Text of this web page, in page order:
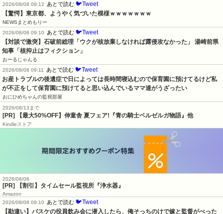
2026/08/08 09:12
あとで読む 🐦Tweet
【驚愕】東京都、ようやく気づいた模様ｗｗｗｗｗｗｗ
NEWSまとめもりー
2026/08/08 09:10
あとで読む 🐦Tweet
【対談で激突】石破前総理「ウクが核放棄しなければ露侵攻なかった」 湯崎前県
知事「核抑止はフィクション」
おーるじゃんる
2026/08/08 09:11
あとで読む 🐦Tweet
お産トラブルの後遺症で日によっては長時間寝込むので保育園に預けてるけど私
が不正をして保育園に預けてると思い込んでいるママ達がうざったい
おにひめちゃんの監視部屋
2026/08/13まで
[PR] 【最大50%OFF】伸童舎 夏フェア!『青の騎士ベルゼルガ物語』他
Kindleストア
2026/08/08
[PR] 【割引】タイムセール監視所『浄水器』
Amazon
2026/08/08 09:10
あとで読む 🐦Tweet
【勘違い】バスケの役員飲み会に潜入したら、俺そっちのけで嫁と監督がべった